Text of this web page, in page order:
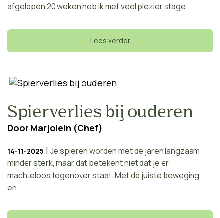
afgelopen 20 weken heb ik met veel plezier stage...
Lees verder
Spierverlies bij ouderen
Door Marjolein (Chef)
14-11-2025 | Je spieren worden met de jaren langzaam
minder sterk, maar dat betekent niet dat je er
machteloos tegenover staat. Met de juiste beweging
en...